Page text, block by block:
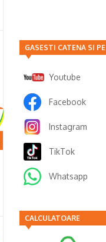
GASESTI CATENA SI PE
Youtube
Facebook
Instagram
TikTok
Whatsapp
CALCULATOARE